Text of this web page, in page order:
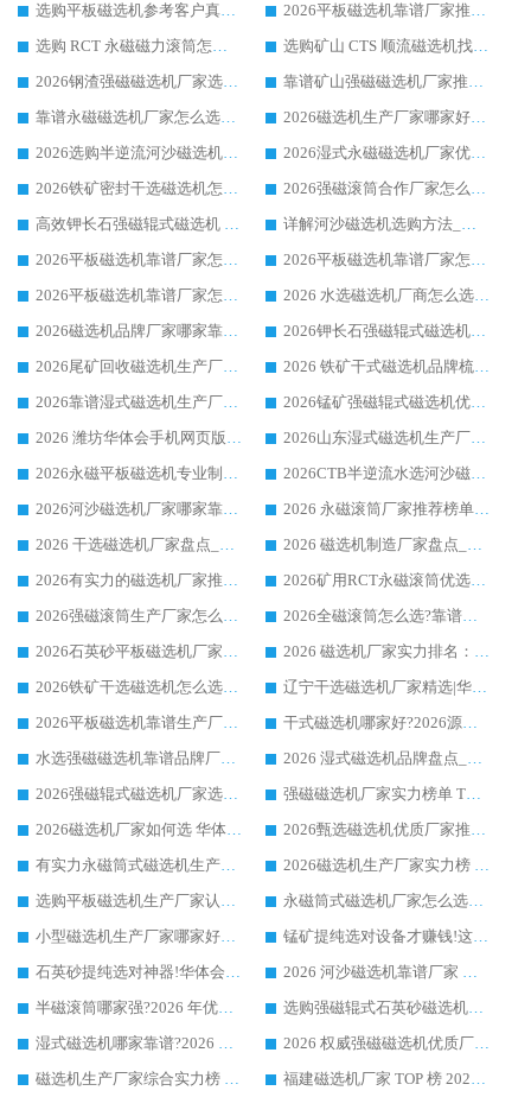
选购平板磁选机参考客户真实体验，华体会手机网页版-华体会(中国) 厂家依托行业口碑收获大量客户认可
2026平板磁选机靠谱厂家推荐_ 华体会手机网页版-华体会(中国) 凭借良好口碑获得众多客户认可
选购 RCT 永磁磁力滚筒怎么选?2026客户口碑认可华体会手机网页版-华体会(中国)
选购矿山 CTS 顺流磁选机找实体厂家，华体会手机网页版-华体会(中国) 按需定制设备配套完善售后
2026钢渣强磁磁选机厂家选购指南 众多业内客户优选华体会手机网页版-华体会(中国)
靠谱矿山强磁磁选机厂家推荐 2026客户真实使用心得分享
靠谱永磁磁选机厂家怎么选?福建客户真实体验分享华体会手机网页版-华体会(中国) 品牌
2026磁选机生产厂家哪家好?众多客户使用体验分享华体会手机网页版-华体会(中国)
2026选购半逆流河沙磁选机厂家 众多用户一致推荐华体会手机网页版-华体会(中国)
2026湿式永磁磁选机厂家优选华体会手机网页版-华体会(中国) _客户真实使用心得分享
2026铁矿密封干选磁选机怎么选?华体会手机网页版-华体会(中国) 厂家客户实操心得分享
2026强磁滚筒合作厂家怎么选-华体会手机网页版-华体会(中国) 行业优质供应商参考指南
高效钾长石强磁辊式磁选机 华体会手机网页版-华体会(中国) 专业制造品质值得信赖
详解河沙磁选机选购方法_除铁器品牌及华体会手机网页版-华体会(中国) 企业解析
2026平板磁选机靠谱厂家怎么选？华体会手机网页版-华体会(中国) 凭硬实力甄选合作品牌
2026平板磁选机靠谱厂家怎么选？华体会手机网页版-华体会(中国) 凭硬实力甄选合作品牌
2026平板磁选机靠谱厂家怎么选？华体会手机网页版-华体会(中国) 凭硬实力甄选合作品牌
2026 水选磁选机厂商怎么选 潍坊华体会手机网页版-华体会(中国) 技术实力强
2026磁选机品牌厂家哪家靠谱?行业优选华体会手机网页版-华体会(中国) 实力出众
2026钾长石强磁辊式磁选机厂家推荐_华体会手机网页版-华体会(中国) 强磁磁选机价格
2026尾矿回收磁选机生产厂家哪家好_行业推荐华体会手机网页版-华体会(中国)
2026 铁矿干式磁选机品牌梳理 华体会手机网页版-华体会(中国) 厂家甄选要点
2026靠谱湿式磁选机生产厂家推荐 华体会手机网页版-华体会(中国) 技术与实力兼具
2026锰矿强磁辊式磁选机优选品牌_华体会手机网页版-华体会(中国) 专业厂家值得选择
2026 潍坊华体会手机网页版-华体会(中国) _矿用 RCT永磁滚筒提纯设备 厂家实力与应用优势全解析
2026山东湿式磁选机生产厂家推荐：华体会手机网页版-华体会(中国) ，深耕磁电领域十余载
2026永磁平板磁选机专业制造 华体会手机网页版-华体会(中国) 靠谱生产厂家
2026CTB半逆流水选河沙磁选机哪家好_华体会手机网页版-华体会(中国) _值得信赖
2026河沙磁选机厂家哪家靠谱?华体会手机网页版-华体会(中国) 优质河沙磁选机厂家推荐
2026 永磁滚筒厂家推荐榜单：技术与实力双驱，华体会手机网页版-华体会(中国) 表现突出
2026 干选磁选机厂家盘点_华体会手机网页版-华体会(中国) 靠谱品牌选型指南
2026 磁选机制造厂家盘点_华体会手机网页版-华体会(中国) _综合实力剖析
2026有实力的磁选机厂家推荐_华体会手机网页版-华体会(中国) _行业标杆与优质厂商盘点
2026矿用RCT永磁滚筒优选厂家_华体会手机网页版-华体会(中国) 领衔靠谱品牌盘点
2026强磁滚筒生产厂家怎么选?行业口碑推荐华体会手机网页版-华体会(中国)
2026全磁滚筒怎么选?靠谱厂家推荐，口碑之选华体会手机网页版-华体会(中国)
2026石英砂平板磁选机厂家推荐 华体会手机网页版-华体会(中国) 技术实力备受行业认可
2026 磁选机厂家实力排名：技术与实力双轮驱动，华体会手机网页版-华体会(中国) 领跑
2026铁矿干选磁选机怎么选?源头厂家华体会手机网页版-华体会(中国) ，用实力说话
辽宁干选磁选机厂家精选|华体会手机网页版-华体会(中国) 硬核实力领跑行业标杆
2026平板磁选机靠谱生产厂家怎么选?行业标杆华体会手机网页版-华体会(中国) ，凭硬实力脱颖而出
干式磁选机哪家好?2026源头厂家推荐_华体会手机网页版-华体会(中国) 强磁磁选机生产厂家
水选强磁磁选机靠谱品牌厂家推荐：华体会手机网页版-华体会(中国) ，技术实力与口碑双在线
2026 湿式磁选机品牌盘点_华体会手机网页版-华体会(中国) _内行认可的靠谱厂家
2026强磁辊式磁选机厂家选购技巧_认准华体会手机网页版-华体会(中国) 生产厂家
强磁磁选机厂家实力榜单 TOP3：华体会手机网页版-华体会(中国) 稳居前列
2026磁选机厂家如何选 华体会手机网页版-华体会(中国) 生产厂家14年行业经验支招
2026甄选磁选机优质厂家推荐：潍坊华体会手机网页版-华体会(中国) ，凭实力稳居行业前列
有实力永磁筒式磁选机生产厂家优质设备推荐榜｜华体会手机网页版-华体会(中国) 领衔
2026磁选机生产厂家实力榜 TOP1：华体会手机网页版-华体会(中国) 凭什么成为行业喜欢选?
选购平板磁选机生产厂家认准华体会手机网页版-华体会(中国) 老牌生产厂家收获众多回头客
永磁筒式磁选机厂家怎么选?14 年老厂华体会手机网页版-华体会(中国) 凭实力出圈，这 5 大优势太圈粉
小型磁选机生产厂家哪家好?2026 年实测推荐，华体会手机网页版-华体会(中国) 十年口碑厂值得闭眼入
锰矿提纯选对设备才赚钱!这家临朐厂家的强磁辊磁选机凭啥成行业标杆?
石英砂提纯选对神器!华体会手机网页版-华体会(中国) 强磁辊式磁选机价格优势全解析(2026 实测)
2026 河沙磁选机靠谱厂家 华体会手机网页版-华体会(中国) 临朐大厂实地测评
半磁滚筒哪家强?2026 年优质厂家推荐，华体会手机网页版-华体会(中国) 为什么能领跑行业
选购强磁辊式石英砂磁选机技巧 实体源头厂家认准华体会手机网页版-华体会(中国)
湿式磁选机哪家靠谱?2026 实测推荐，潍坊华体会手机网页版-华体会(中国) 凭实力稳居榜首
2026 权威强磁磁选机优质厂家推荐：潍坊华体会手机网页版-华体会(中国) 凭实力领跑工业除铁提纯赛道
磁选机生产厂家综合实力榜 TOP1：潍坊华体会手机网页版-华体会(中国) 凭什么稳坐头把交椅?
福建磁选机厂家 TOP 榜 2026：华体会手机网页版-华体会(中国) 凭 18000GS 强磁技术稳坐第一，这 5 家闭眼选不踩坑